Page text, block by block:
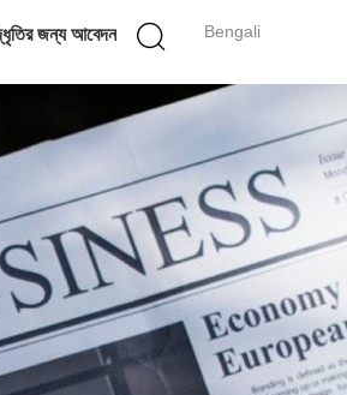
Bengali
জন্য আবেদন